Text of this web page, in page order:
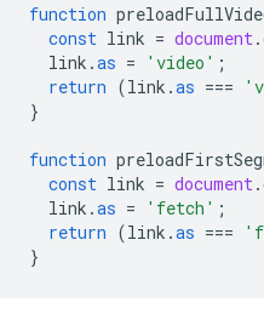
function
const link = document.
link .as = 'video' ;
return (link .as ===
}
function
const link = document.
link .as = 'fetch' ;
return (link .as ===
}